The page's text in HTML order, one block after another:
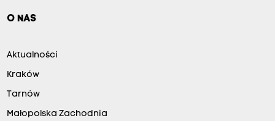
O NAS
Aktualności
Kraków
Tarnów
Małopolska Zachodnia